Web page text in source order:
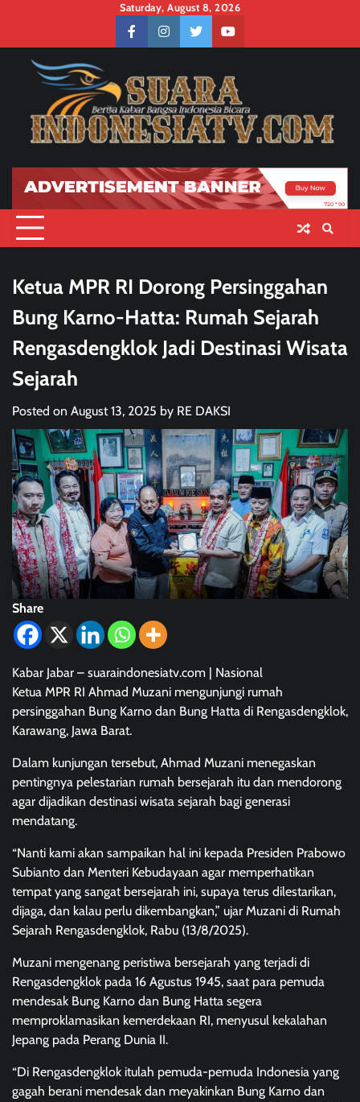
content
Saturday, August 8, 2026
facebookinstagramtwitteryoutube
Ketua MPR RI Dorong Persinggahan
Bung Karno-Hatta: Rumah Sejarah
Rengasdengklok Jadi Destinasi Wisata
Sejarah
Posted on August 13, 2025 by RE DAKSI
Share
Kabar Jabar – suaraindonesiatv.com | Nasional
Ketua MPR RI Ahmad Muzani mengunjungi rumah
persinggahan Bung Karno dan Bung Hatta di Rengasdengklok,
Karawang, Jawa Barat.
Dalam kunjungan tersebut, Ahmad Muzani menegaskan
pentingnya pelestarian rumah bersejarah itu dan mendorong
agar dijadikan destinasi wisata sejarah bagi generasi
mendatang.
“Nanti kami akan sampaikan hal ini kepada Presiden Prabowo
Subianto dan Menteri Kebudayaan agar memperhatikan
tempat yang sangat bersejarah ini, supaya terus dilestarikan,
dijaga, dan kalau perlu dikembangkan,” ujar Muzani di Rumah
Sejarah Rengasdengklok, Rabu (13/8/2025).
Muzani mengenang peristiwa bersejarah yang terjadi di
Rengasdengklok pada 16 Agustus 1945, saat para pemuda
mendesak Bung Karno dan Bung Hatta segera
memproklamasikan kemerdekaan RI, menyusul kekalahan
Jepang pada Perang Dunia II.
“Di Rengasdengklok itulah pemuda-pemuda Indonesia yang
gagah berani mendesak dan meyakinkan Bung Karno dan